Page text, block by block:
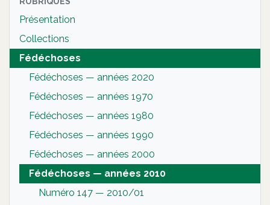
Présentation
Collections
Fédéchoses
Fédéchoses — années 2020
Fédéchoses — années 1970
Fédéchoses — années 1980
Fédéchoses — années 1990
Fédéchoses — années 2000
Fédéchoses — années 2010
Numéro 147 — 2010/01